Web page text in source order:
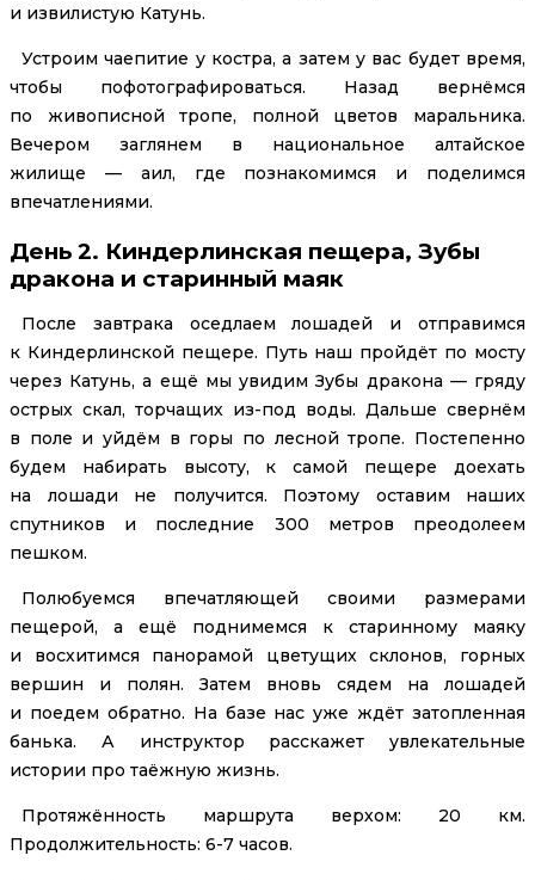
и извилистую Катунь.
Устроим чаепитие у костра, а затем у вас будет время,
чтобы пофотографироваться. Назад вернёмся
по живописной тропе, полной цветов маральника.
Вечером заглянем в национальное алтайское
жилище — аил, где познакомимся и поделимся
впечатлениями.
День 2. Киндерлинская пещера, Зубы
дракона и старинный маяк
После завтрака оседлаем лошадей и отправимся
к Киндерлинской пещере. Путь наш пройдёт по мосту
через Катунь, а ещё мы увидим Зубы дракона — гряду
острых скал, торчащих из-под воды. Дальше свернём
в поле и уйдём в горы по лесной тропе. Постепенно
будем набирать высоту, к самой пещере доехать
на лошади не получится. Поэтому оставим наших
спутников и последние 300 метров преодолеем
пешком.
Полюбуемся впечатляющей своими размерами
пещерой, а ещё поднимемся к старинному маяку
и восхитимся панорамой цветущих склонов, горных
вершин и полян. Затем вновь сядем на лошадей
и поедем обратно. На базе нас уже ждёт затопленная
банька. А инструктор расскажет увлекательные
истории про таёжную жизнь.
Протяжённость маршрута верхом: 20 км.
Продолжительность: 6-7 часов.